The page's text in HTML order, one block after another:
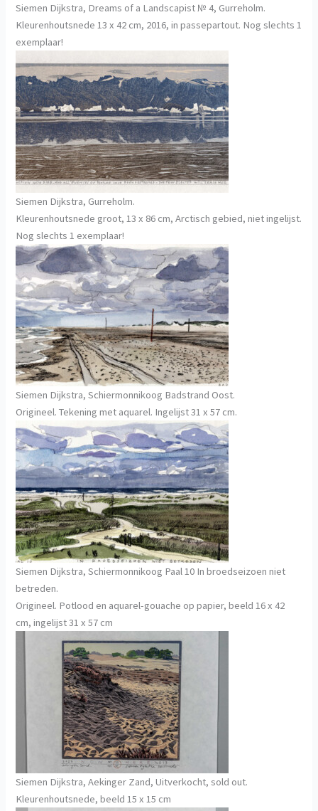
Siemen Dijkstra, Dreams of a Landscapist № 4, Gurreholm.
Kleurenhoutsnede 13 x 42 cm, 2016, in passepartout. Nog slechts 1
exemplaar!
Siemen Dijkstra, Gurreholm.
Kleurenhoutsnede groot, 13 x 86 cm, Arctisch gebied, niet ingelijst.
Nog slechts 1 exemplaar!
Siemen Dijkstra, Schiermonnikoog Badstrand Oost.
Origineel. Tekening met aquarel. Ingelijst 31 x 57 cm.
Siemen Dijkstra, Schiermonnikoog Paal 10 In broedseizoen niet
betreden.
Origineel. Potlood en aquarel-gouache op papier, beeld 16 x 42
cm, ingelijst 31 x 57 cm
Siemen Dijkstra, Aekinger Zand, Uitverkocht, sold out.
Kleurenhoutsnede, beeld 15 x 15 cm